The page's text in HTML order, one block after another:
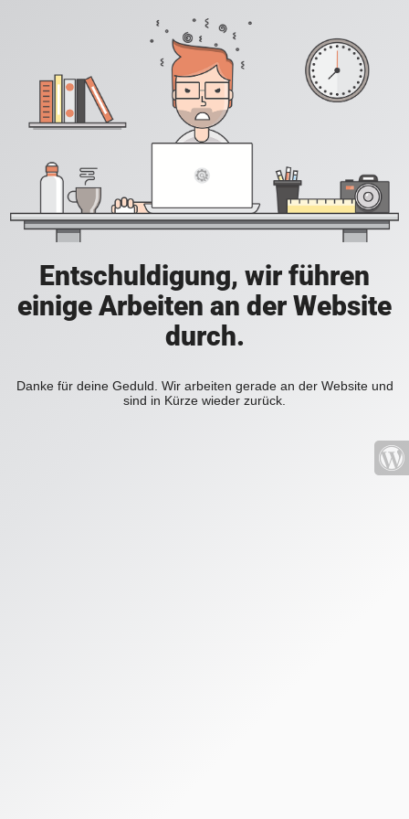
Entschuldigung, wir führen
einige Arbeiten an der Website
durch.
Danke für deine Geduld. Wir arbeiten gerade an der Website und
sind in Kürze wieder zurück.